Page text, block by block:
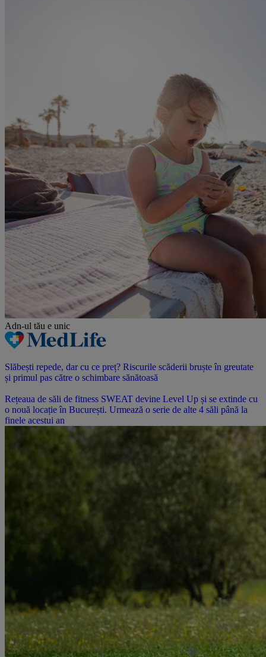
Adn-ul tău e unic
Slăbești repede, dar cu ce preț? Riscurile scăderii bruște în greutate
și primul pas către o schimbare sănătoasă
Rețeaua de săli de fitness SWEAT devine Level Up și se extinde cu
o nouă locație în București. Urmează o serie de alte 4 săli până la
finele acestui an